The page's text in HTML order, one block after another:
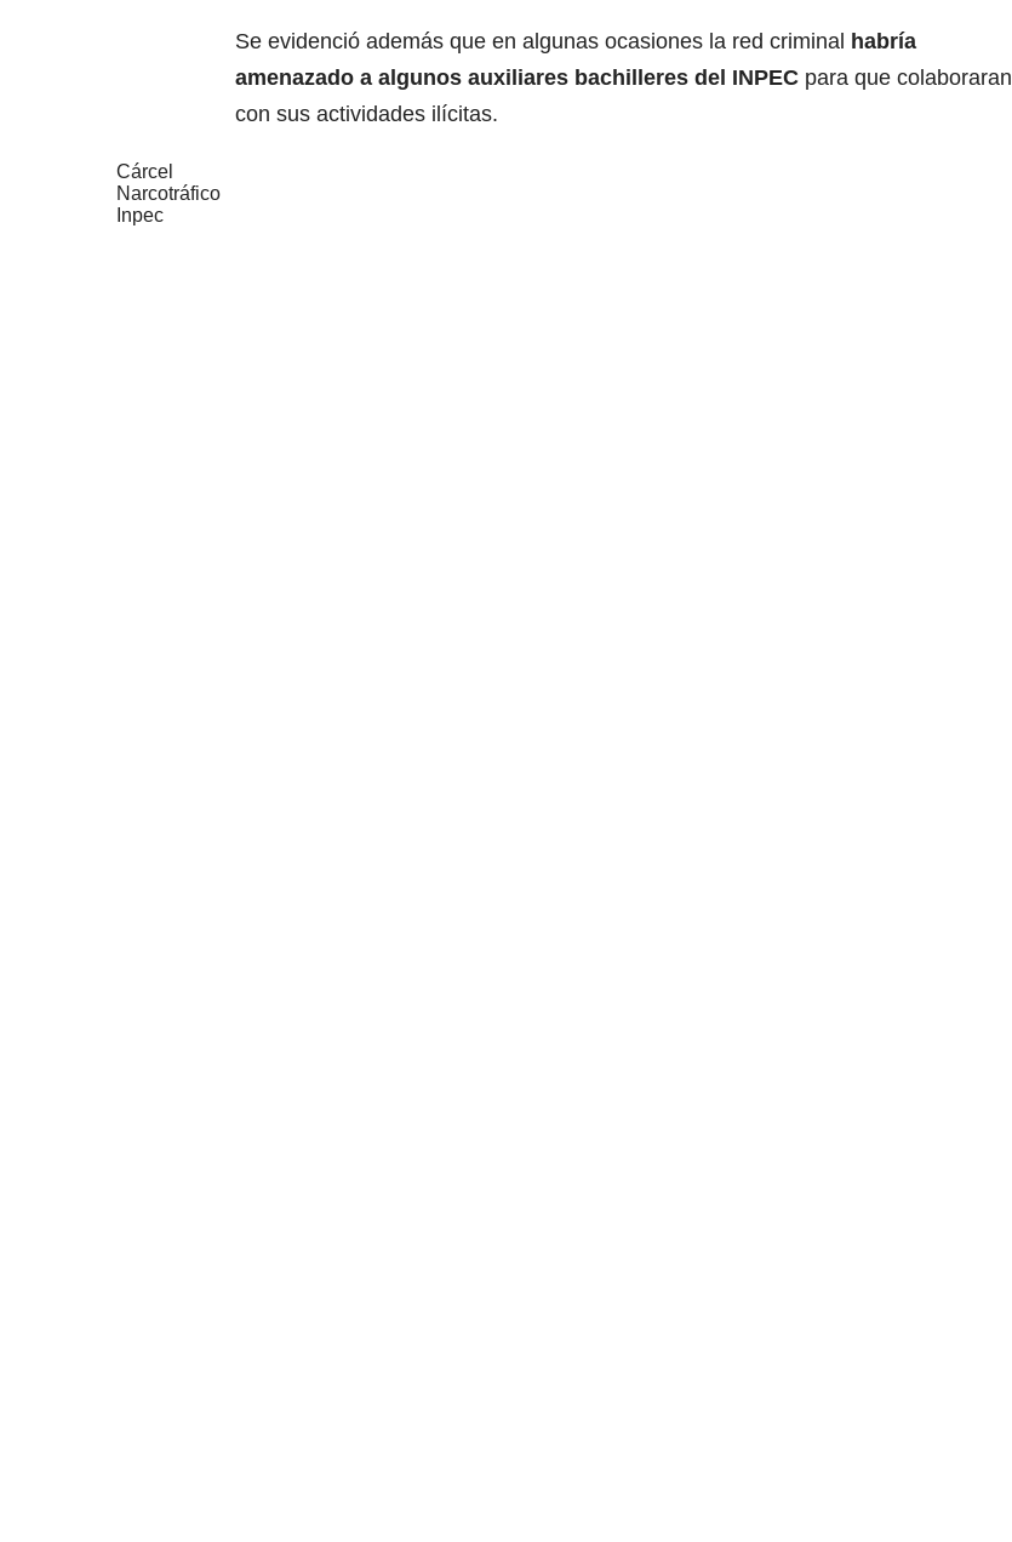
Se evidenció además que en algunas ocasiones la red criminal habría
amenazado a algunos auxiliares bachilleres del INPEC para que colaboraran
con sus actividades ilícitas.
Cárcel
Narcotráfico
Inpec